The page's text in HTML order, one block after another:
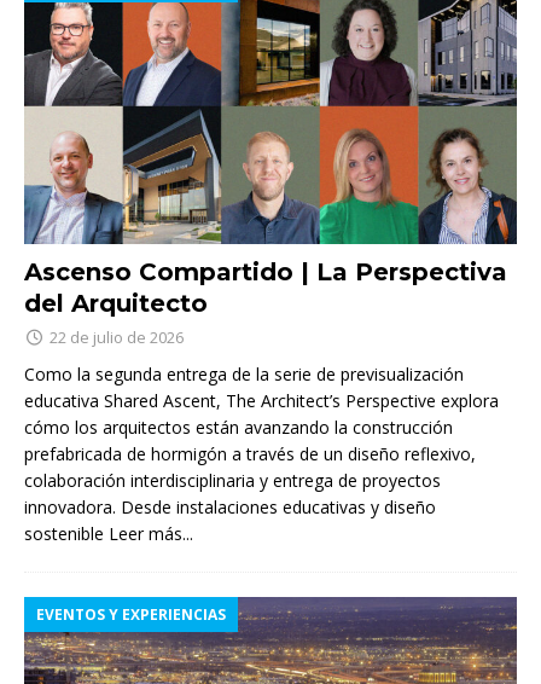
Ascenso Compartido | La Perspectiva
del Arquitecto
22 de julio de 2026
Como la segunda entrega de la serie de previsualización
educativa Shared Ascent, The Architect’s Perspective explora
cómo los arquitectos están avanzando la construcción
prefabricada de hormigón a través de un diseño reflexivo,
colaboración interdisciplinaria y entrega de proyectos
innovadora. Desde instalaciones educativas y diseño
sostenible Leer más...
EVENTOS Y EXPERIENCIAS